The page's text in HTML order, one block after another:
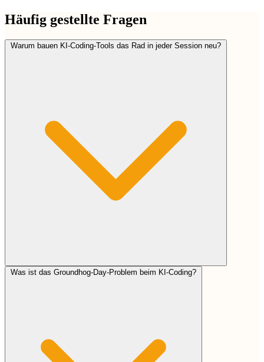
Häufig gestellte Fragen
Warum bauen KI-Coding-Tools das Rad in jeder Session neu?
Was ist das Groundhog-Day-Problem beim KI-Coding?